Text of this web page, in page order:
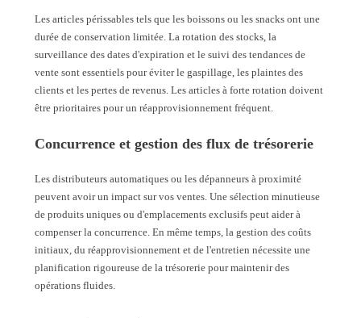
Les articles périssables tels que les boissons ou les snacks ont une
durée de conservation limitée. La rotation des stocks, la
surveillance des dates d'expiration et le suivi des tendances de
vente sont essentiels pour éviter le gaspillage, les plaintes des
clients et les pertes de revenus. Les articles à forte rotation doivent
être prioritaires pour un réapprovisionnement fréquent.
Concurrence et gestion des flux de trésorerie
Les distributeurs automatiques ou les dépanneurs à proximité
peuvent avoir un impact sur vos ventes. Une sélection minutieuse
de produits uniques ou d'emplacements exclusifs peut aider à
compenser la concurrence. En même temps, la gestion des coûts
initiaux, du réapprovisionnement et de l'entretien nécessite une
planification rigoureuse de la trésorerie pour maintenir des
opérations fluides.